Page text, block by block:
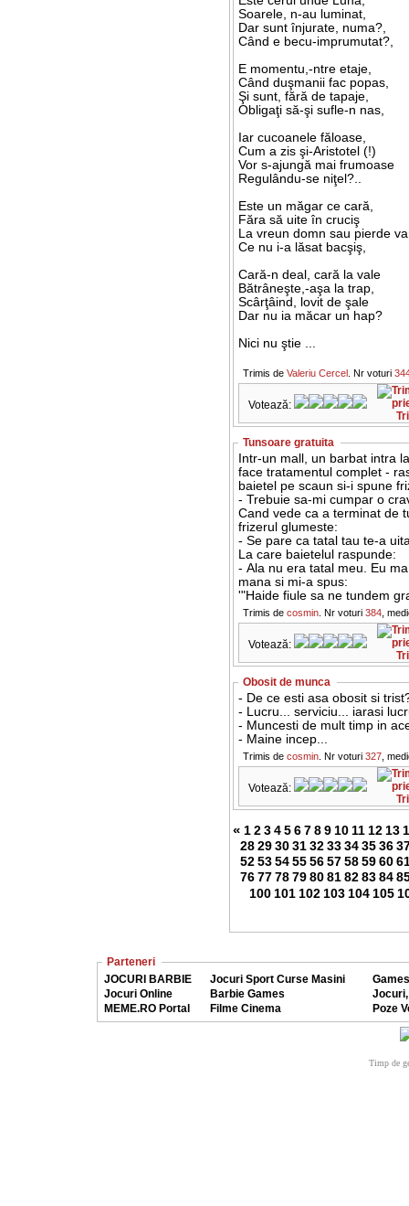
Soarele, n-au luminat,
Dar sunt înjurate, numa?,
Când e becu-imprumutat?,
E momentu,-ntre etaje,
Când duşmanii fac popas,
Şi sunt, fără de tapaje,
Obligaţi să-şi sufle-n nas,
Iar cucoanele făloase,
Cum a zis şi-Aristotel (!)
Vor s-ajungă mai frumoase
Regulându-se niţel?..
Este un măgar ce cară,
Făra să uite în cruciş
La vreun domn sau pierde
Ce nu i-a lăsat bacşiş,
Cară-n deal, cară la vale
Bătrâneşte,-aşa la trap,
Scârţâind, lovit de şale
Dar nu ia măcar un hap?
Nici nu ştie ...
Trimis de Valeriu Cercel. Nr voturi
Votează:
Tunsoare gratuita
Intr-un mall, un barbat intra
face tratamentul complet -
baietel pe scaun si-i spune
- Trebuie sa-mi cumpar o
Cand vede ca a terminat de
frizerul glumeste:
- Se pare ca tatal tau te-a
La care baietelul raspunde:
- Ala nu era tatal meu. Eu
mana si mi-a spus:
'"Haide fiule sa ne tundem
Trimis de cosmin. Nr voturi 384,
Votează:
Obosit de munca
- De ce esti asa obosit si
- Lucru... serviciu... iarasi
- Muncesti de mult timp in
- Maine incep...
Trimis de cosmin. Nr voturi 327,
Votează:
« 123456789 10 11 12 13
28 29 30 31 32 33 34 35 36
52 53 54 55 56 57 58 59 60
76 77 78 79 80 81 82 83 84
100 101 102 103 104 105
Parteneri
JOCURI BARBIE
Jocuri Sport Curse Masini
Jocuri Online
Barbie Games
MEME.RO Portal
Filme Cinema Poze
Timp de